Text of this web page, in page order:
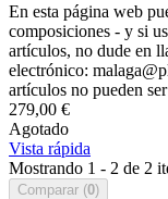
En esta página web
composiciones - y si
artículos, no dude en
electrónico:
artículos no pueden
279,00 €
Agotado
Vista rápida
Mostrando 1 - 2 de 2
Comparar (0)